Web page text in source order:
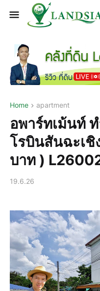
Home apartment
อพาร์ทเม้นท์ ท
โรบินสันฉะเชิ
บาท )
19.6.26